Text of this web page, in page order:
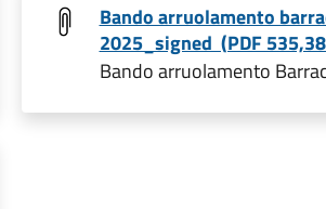
Bando arruolamento
2025_signed (PDF
Bando arruolamento